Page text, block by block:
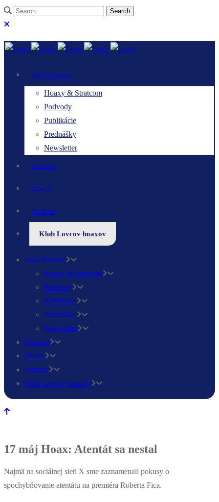
Naša činnosť
Hoaxy & Stratcom
Podvody
Publikácie
Prednášky
Newsletter
Kontakt
Merch
Partneri
Klub Lovcov hoaxov
Naša činnosť
Hoaxy & Stratcom
Podvody
Publikácie
Prednášky
Newsletter
Kontakt
Merch
Partneri
Klub Lovcov hoaxov
17 máj Hoax: Atentát sa nestal
Najmä na sociálnej sieti X sme zaznamenali pokusy o
spochybňovanie atentátu na premiéra Roberta Fica.